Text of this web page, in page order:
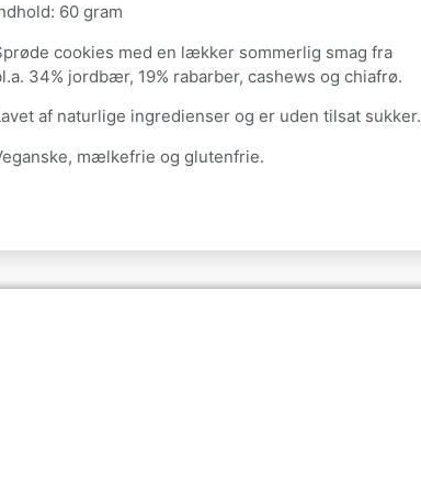
60 gram
cookies med en lækker sommerlig smag fra
34% jordbær, 19% rabarber, cashews og chiafrø.
af naturlige ingredienser og er uden tilsat sukker.
mælkefrie og glutenfrie.